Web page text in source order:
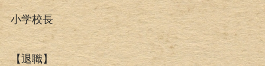
小学校長
【退職】